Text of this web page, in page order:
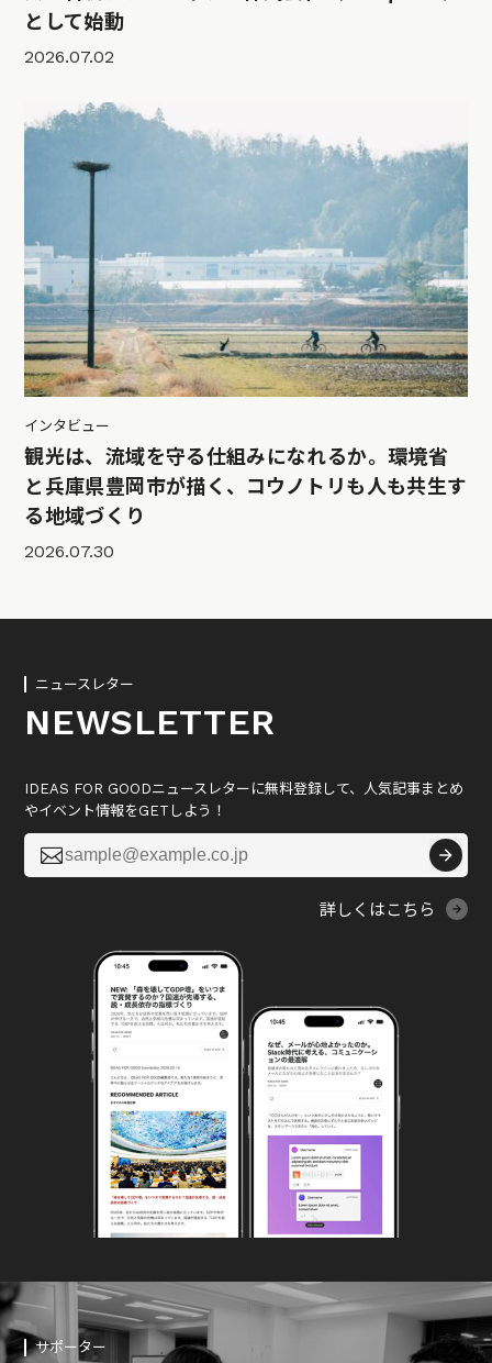
として始動
2026.07.02
インタビュー
観光は、流域を守る仕組みになれるか。環境省
と兵庫県豊岡市が描く、コウノトリも人も共生す
る地域づくり
2026.07.30
ニュースレター
NEWSLETTER
IDEAS FOR GOODニュースレターに無料登録して、人気記事まとめ
やイベント情報をGETしよう！

詳しくはこちら
サポーター